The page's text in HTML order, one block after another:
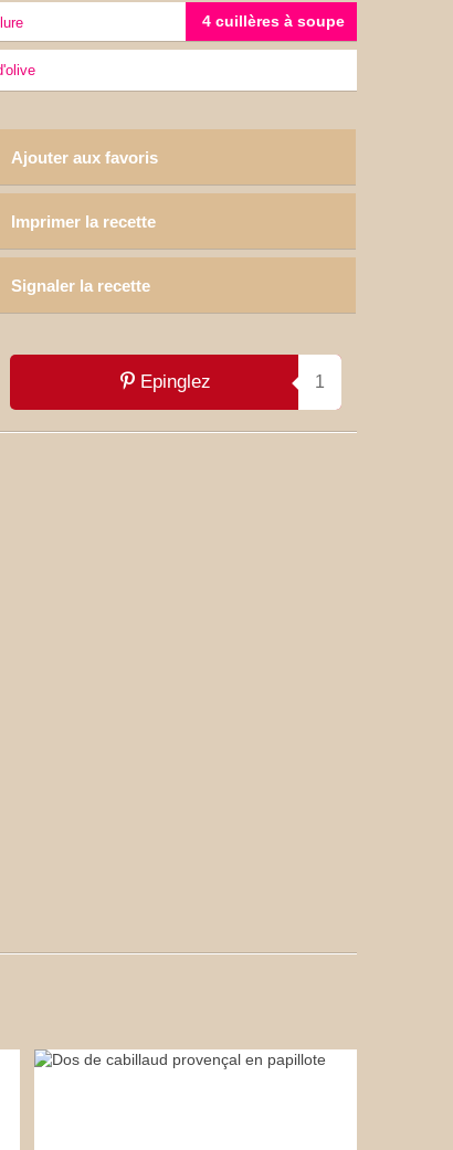
4 cuillères à soupe
Ajouter aux favoris
Imprimer la recette
Signaler la recette
Epinglez 1